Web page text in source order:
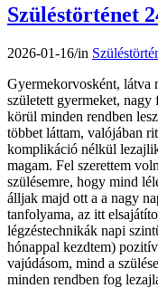
Szüléstörténet
2026-01-16/in
Gyermekorvosként, látva
született gyermeket, nagy
körül minden rendben
többet láttam, valójában
komplikáció nélkül
magam. Fel szerettem
szülésemre, hogy mind
álljak majd ott a a nagy
tanfolyama, az itt
légzéstechnikák napi
hónappal kezdtem)
vajúdásom, mind a
minden rendben fog